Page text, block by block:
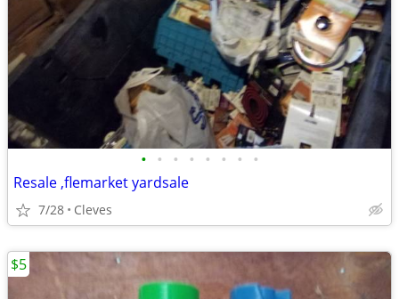
• • • • • • • •
Resale ,flemarket yardsale
7/28 Cleves
$5